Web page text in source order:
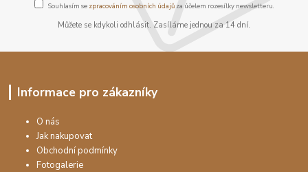
Souhlasím se zpracováním osobních údajůza účelem rozesílky newsletteru.
Můžete se kdykoli odhlásit. Zasíláme jednou za 14 dní.
Informace pro zákazníky
O nás
Jak nakupovat
Obchodní podmínky
Fotogalerie